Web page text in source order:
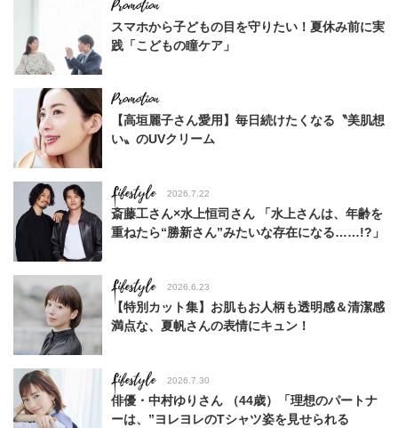
スマホから子どもの目を守りたい！夏休み前に実
践「こどもの瞳ケア」
【高垣麗子さん愛用】毎日続けたくなる〝美肌想
い〟のUVクリーム
Lifestyle 2026.7.22
斎藤工さん×水上恒司さん 「水上さんは、年齢を
重ねたら“勝新さん”みたいな存在になる……!?」
Lifestyle 2026.6.23
【特別カット集】お肌もお人柄も透明感＆清潔感
満点な、夏帆さんの表情にキュン！
Lifestyle 2026.7.30
俳優・中村ゆりさん （44歳）「理想のパートナ
ーは、”ヨレヨレのTシャツ姿を見せられる